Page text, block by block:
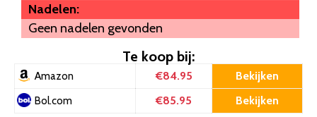
Nadelen:
Geen nadelen gevonden
Te koop bij:
Amazon €84.95 Bekijken
Bol.com €85.95 Bekijken